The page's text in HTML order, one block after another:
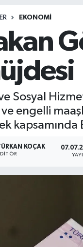
EKONOMI
Sosyal
ve engelli
kapsamında
KOÇAK